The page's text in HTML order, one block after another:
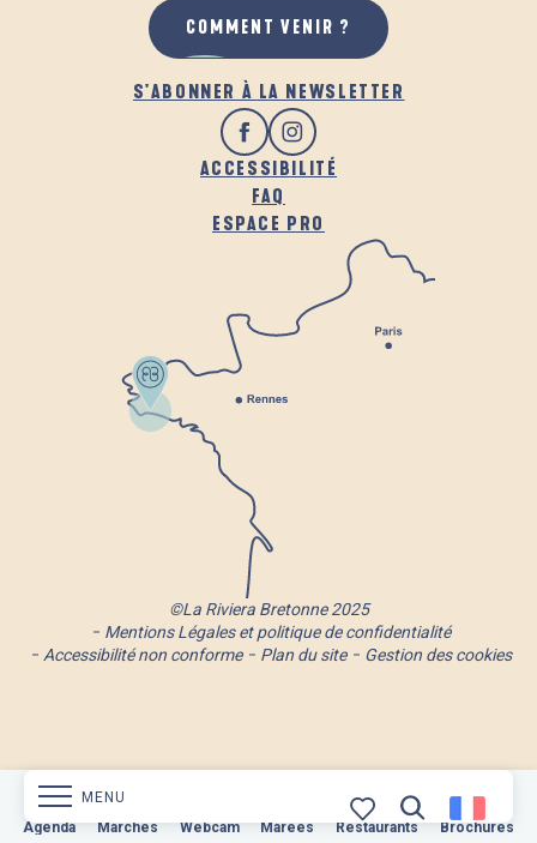
Agenda Marchés
Marchés Webcam
Webcam Marées
Marées Restaurants
Restaurants Brochures
Brochures
MENU
S'ABONNER À LA NEWSLETTER
ACCESSIBILITÉ
FAQ
ESPACE PRO
COMMENT VENIR ?
©La Riviera Bretonne 2025
Mentions Légales et politique de confidentialité
Accessibilité non conforme
Plan du site Gestion des cookies